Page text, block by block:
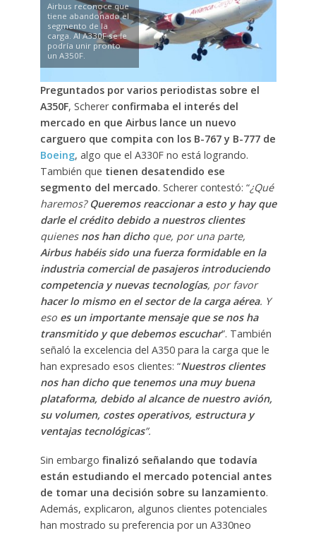
Airbus reconoce que
tiene abandonado el
segmento de la
carga. Al A330F se le
podría unir pronto
un A350F.
Preguntados por varios periodistas sobre el
A350F, Schererconfirmaba el interés del
mercado en que Airbus lance un nuevo
carguero que compita con los B-767 y B-777 de
Boeing, algo que el A330F no está logrando.
También que tienen desatendido ese
segmento del mercado. Scherer contestó: “¿Qué
haremos? Queremos reaccionar a esto y hay que
darle el crédito debido a nuestros clientes
quienes nos han dichoque, por una parte,
Airbus habéis sido una fuerza formidable en la
industria comercial de pasajeros introduciendo
competencia y nuevas tecnologías, por favor
hacer lo mismo en el sector de la carga aérea. Y
eso es un importante mensaje que se nos ha
transmitido y que debemos escuchar”. También
señaló la excelencia del A350 para la carga que le
han expresado esos clientes: “Nuestros clientes
nos han dicho que tenemos una muy buena
plataforma, debido al alcance de nuestro avión,
su volumen, costes operativos, estructura y
ventajas tecnológicas”.
Sin embargo finalizó señalando que todavía
están estudiando el mercado potencial antes
de tomar una decisión sobre su lanzamiento.
Además, explicaron, algunos clientes potenciales
han mostrado su preferencia por un A330neo